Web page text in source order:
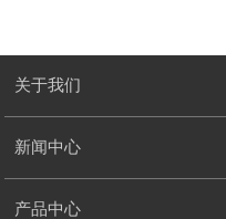
关于我们
新闻中心
产品中心